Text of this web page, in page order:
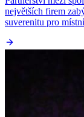
největších firem
suverenitu pro